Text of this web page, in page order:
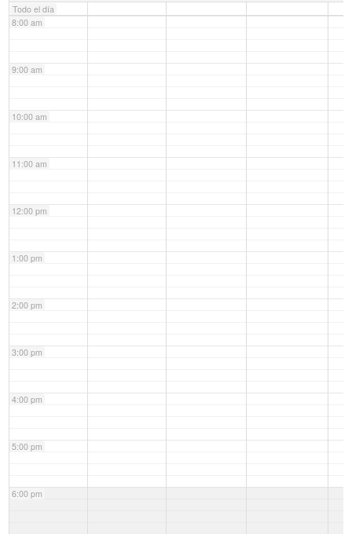
Todo el día
8:00 am
9:00 am
10:00 am
11:00 am
12:00 pm
1:00 pm
2:00 pm
3:00 pm
4:00 pm
5:00 pm
6:00 pm